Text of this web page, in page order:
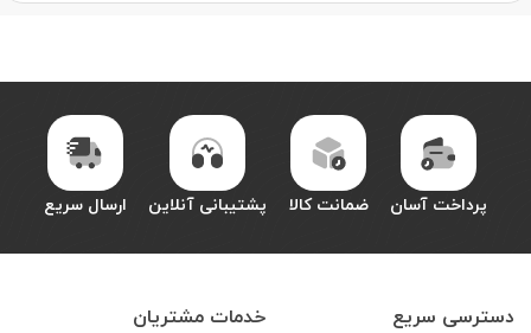
پرداخت آسان ضمانت کالا پشتیبانی آنلاین ارسال سریع
دسترسی سریع خدمات مشتریان